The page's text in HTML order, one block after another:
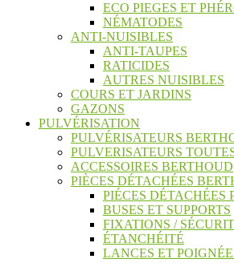
ECO PIEGES ET
NÉMATODES
ANTI-NUISIBLES
ANTI-TAUPES
RATICIDES
AUTRES NUISIBLES
COURS ET JARDINS
GAZONS
PULVÉRISATION
PULVÉRISATEURS
PULVERISATEURS
ACCESSOIRES BERTHOUD
PIÈCES DÉTACHÉES
PIÉCES DÉTACHÉES
BUSES ET SUPPORTS
FIXATIONS /
ÉTANCHÉITÉ
LANCES ET